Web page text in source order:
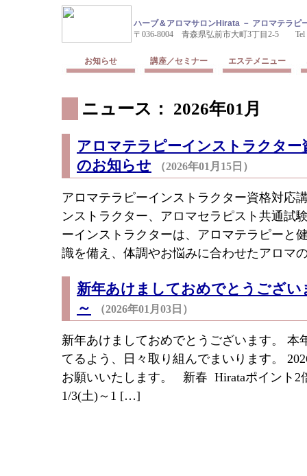
ハーブ＆アロマサロンHirata － アロマテラピ
〒036-8004 青森県弘前市大町3丁目2-5 Tel
お知らせ 講座／セミナー エステメニュー
ニュース： 2026年01月
アロマテラピーインストラクター
のお知らせ
（2026年01月15日）
アロマテラピーインストラクター資格対応
ンストラクター、アロマセラピスト共通試
ーインストラクターは、アロマテラピーと
識を備え、体調やお悩みに合わせたアロマ
新年あけましておめでとうござ
～
（2026年01月03日）
新年あけましておめでとうございます。 本
てるよう、日々取り組んでまいります。
お願いいたします。 新春 Hirataポイント
1/3(土)～1 […]